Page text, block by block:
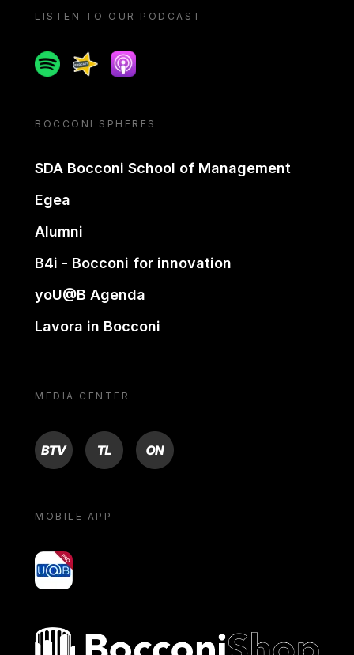
LISTEN TO OUR PODCAST
SpotifySpreakerApple podcast
BOCCONI SPHERES
SDA Bocconi School of Management
Egea
Alumni
B4i - Bocconi for innovation
yoU@B Agenda
Lavora in Bocconi
MEDIA CENTER
BTV TL ON
MOBILE APP
yoU@B
Bocconi shop